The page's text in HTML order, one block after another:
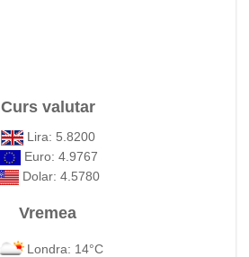
Curs valutar
Lira: 5.8200
Euro: 4.9767
Dolar: 4.5780
Vremea
Londra: 14°C